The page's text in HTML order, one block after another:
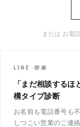
または お電
LINE ─ 診断
「まだ相談する
構タイプ診断
お名前も電話番号も
しつこい営業のご連